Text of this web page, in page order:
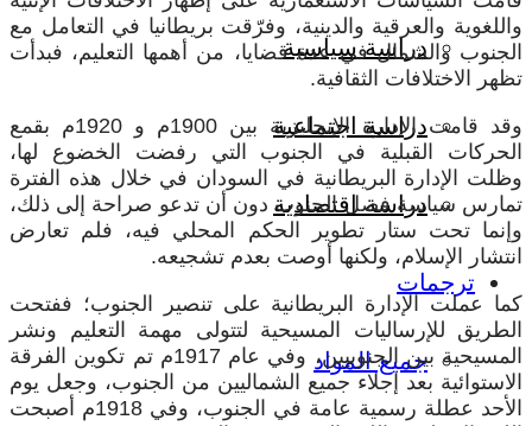
دراسة سياسية
دراسة اجتماعية
دراسة اقتصادية
ترجمات
جميع المواد
واللغوية والعرقية والدينية، وفرّقت بريطانيا في التعامل مع
الجنوب والشمال في عدة قضايا، من أهمها التعليم، فبدأت
تظهر الاختلافات الثقافية.
وقد قامت الإدارة الإنجليزية بين 1900م و 1920م بقمع
الحركات القبلية في الجنوب التي رفضت الخضوع لها،
وظلت الإدارة البريطانية في السودان في خلال هذه الفترة
تمارس سياسة فصل الجنوب دون أن تدعو صراحة إلى ذلك،
وإنما تحت ستار تطوير الحكم المحلي فيه، فلم تعارض
انتشار الإسلام، ولكنها أوصت بعدم تشجيعه.
كما عملت الإدارة البريطانية على تنصير الجنوب؛ ففتحت
الطريق للإرساليات المسيحية لتتولى مهمة التعليم ونشر
المسيحية بين الجنوبيين، وفي عام 1917م تم تكوين الفرقة
الاستوائية بعد إجلاء جميع الشماليين من الجنوب، وجعل يوم
الأحد عطلة رسمية عامة في الجنوب، وفي 1918م أصبحت